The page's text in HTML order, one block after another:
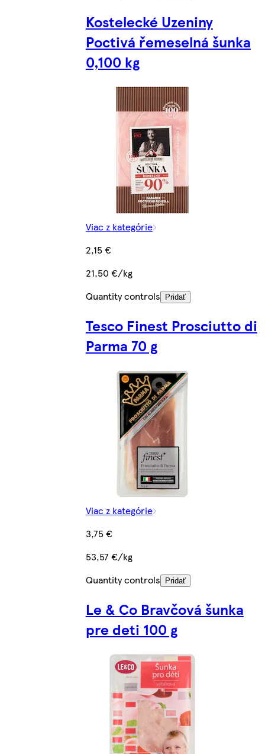
Kostelecké Uzeniny
Poctivá řemeselná šunka
0,100 kg
Viac z kategórie
2,15 €
21,50 €/kg
Quantity controls
Pridať
Tesco Finest Prosciutto di
Parma 70 g
Viac z kategórie
3,75 €
53,57 €/kg
Quantity controls
Pridať
Le & Co Bravčová šunka
pre deti 100 g